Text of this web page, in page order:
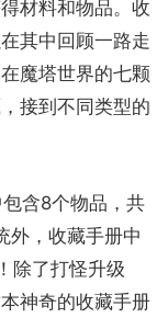
材料和物品。收
其中回顾一路走
魔塔世界的七颗
接到不同类型的
含8个物品，共
外，收藏手册中
除了打怪升级
神奇的收藏手册